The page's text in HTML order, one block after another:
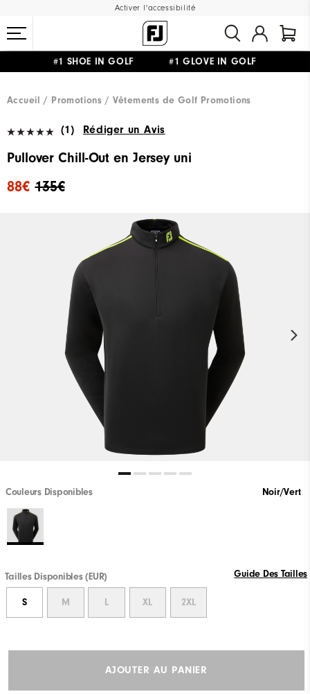
Activer l'accessibilité
#1 SHOE IN GOLF #1 GLOVE IN GOLF
Accueil
Promotions Vêtements de Golf Promotions
(1) Rédiger un Avis
Pullover Chill-Out en Jersey uni
135€
88€
Couleurs Disponibles Noir/Vert
Tailles Disponibles (EUR) Guide Des Tailles
S M L XL 2XL
AJOUTER AU PANIER